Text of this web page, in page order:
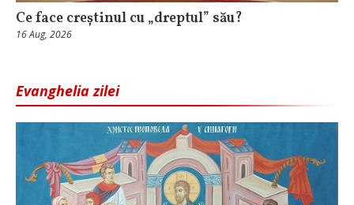
Ce face creștinul cu „dreptul” său?
16 Aug, 2026
Evanghelia zilei